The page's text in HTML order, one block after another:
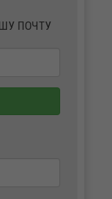
ПОЧТУ